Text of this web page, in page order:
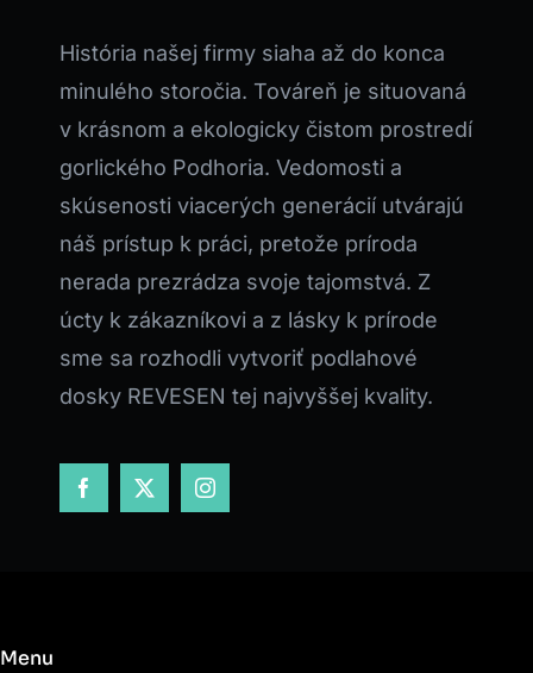
História našej firmy siaha až do konca
minulého storočia. Továreň je situovaná
v krásnom a ekologicky čistom prostredí
gorlického Podhoria. Vedomosti a
skúsenosti viacerých generácií utvárajú
náš prístup k práci, pretože príroda
nerada prezrádza svoje tajomstvá. Z
úcty k zákazníkovi a z lásky k prírode
sme sa rozhodli vytvoriť podlahové
dosky REVESEN tej najvyššej kvality.
Menu